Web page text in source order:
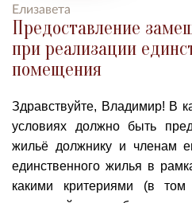
Елизавета
Предоставление
при реализации
помещения
Здравствуйте, Владимир! В
условиях должно быть
жильё должнику и членам
единственного жилья в
какими критериями (в том